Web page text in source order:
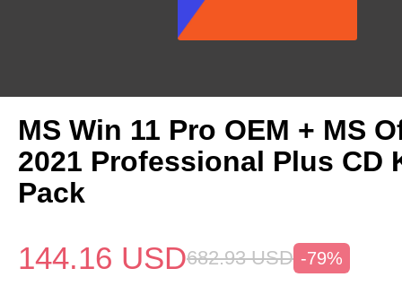
MS Win 11 Pro OEM + MS
2021 Professional Plus CD
Pack
144.16 USD682.93 USD -79%